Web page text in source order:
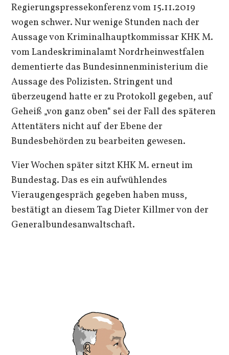
Regierungspressekonferenz vom 15.11.2019
wogen schwer. Nur wenige Stunden nach der
Aussage von Kriminalhauptkommissar KHK M.
vom Landeskriminalamt Nordrheinwestfalen
dementierte das Bundesinnenministerium die
Aussage des Polizisten. Stringent und
überzeugend hatte er zu Protokoll gegeben, auf
Geheiß „von ganz oben“ sei der Fall des späteren
Attentäters nicht auf der Ebene der
Bundesbehörden zu bearbeiten gewesen.
Vier Wochen später sitzt KHK M. erneut im
Bundestag. Das es ein aufwühlendes
Vieraugengespräch gegeben haben muss,
bestätigt an diesem Tag Dieter Killmer von der
Generalbundesanwaltschaft.